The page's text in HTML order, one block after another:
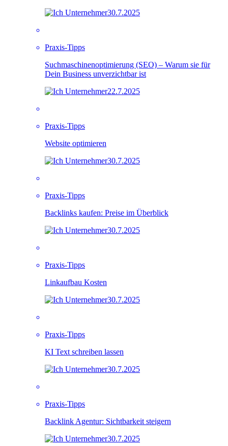
30.7.2025
Praxis-Tipps
Suchmaschinenoptimierung (SEO) – Warum sie für
Dein Business unverzichtbar ist
22.7.2025
Praxis-Tipps
Website optimieren
30.7.2025
Praxis-Tipps
Backlinks kaufen: Preise im Überblick
30.7.2025
Praxis-Tipps
Linkaufbau Kosten
30.7.2025
Praxis-Tipps
KI Text schreiben lassen
30.7.2025
Praxis-Tipps
Backlink Agentur: Sichtbarkeit steigern
30.7.2025